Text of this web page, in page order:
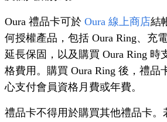
Oura 禮品卡可於 Oura 線上商店結
何授權產品，包括 Oura Ring、充
延長保固，以及購買 Oura Ring 時
格費用。購買 Oura Ring 後，禮品
心支付會員資格月費或年費。
禮品卡不得用於購買其他禮品卡